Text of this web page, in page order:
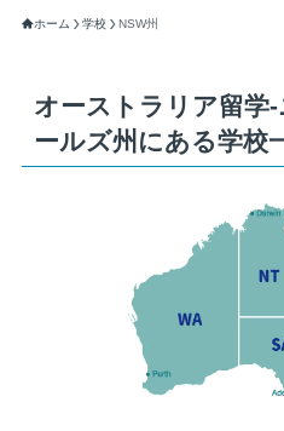
ホーム 学校 NSW州
オーストラリア留学
ールズ州にある学校